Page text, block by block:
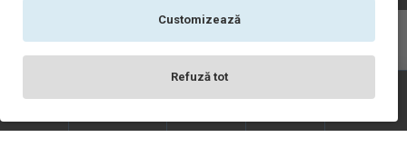
Copyright © WORK Motors
Customizează
Refuză tot